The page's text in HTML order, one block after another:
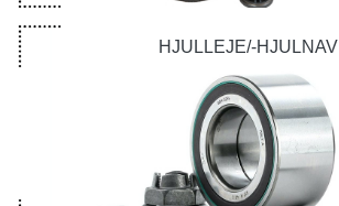
HJULLEJE/-HJULNAV